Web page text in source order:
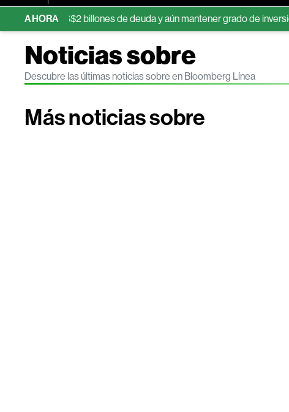
AHORA
US$2 billones de deuda y aún mantener grado de inversión
Noticias sobre
Descubre las últimas noticias sobre en Bloomberg Línea
Más noticias sobre